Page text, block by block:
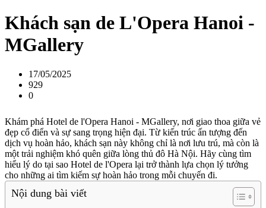
Khách sạn de L'Opera Hanoi -
MGallery
17/05/2025
929
0
Khám phá Hotel de l'Opera Hanoi - MGallery, nơi giao thoa giữa vẻ
đẹp cổ điển và sự sang trọng hiện đại. Từ kiến trúc ấn tượng đến
dịch vụ hoàn hảo, khách sạn này không chỉ là nơi lưu trú, mà còn là
một trải nghiệm khó quên giữa lòng thủ đô Hà Nội. Hãy cùng tìm
hiểu lý do tại sao Hotel de l'Opera lại trở thành lựa chọn lý tưởng
cho những ai tìm kiếm sự hoàn hảo trong mỗi chuyến đi.
Nội dung bài viết